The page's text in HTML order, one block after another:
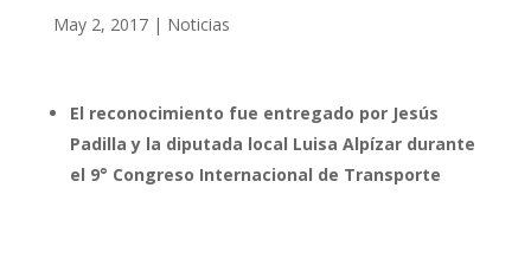
May 2, 2017| Noticias
El reconocimiento fue entregado por Jesús
Padilla y la diputada local Luisa Alpízar durante
el 9° Congreso Internacional de Transporte